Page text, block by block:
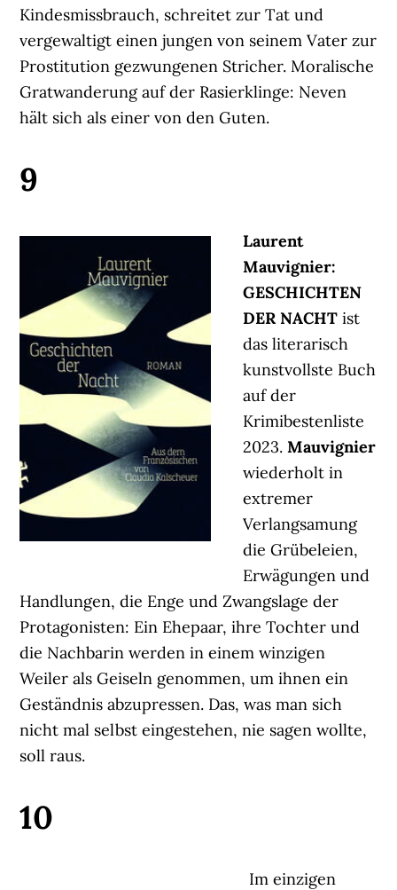
Kindesmissbrauch, schreitet zur Tat und
vergewaltigt einen jungen von seinem Vater zur
Prostitution gezwungenen Stricher. Moralische
Gratwanderung auf der Rasierklinge: Neven
hält sich als einer von den Guten.
9
Laurent
Mauvignier:
GESCHICHTEN
DER NACHT ist
das literarisch
kunstvollste Buch
auf der
Krimibestenliste
2023. Mauvignier
wiederholt in
extremer
Verlangsamung
die Grübeleien,
Erwägungen und
Handlungen, die Enge und Zwangslage der
Protagonisten: Ein Ehepaar, ihre Tochter und
die Nachbarin werden in einem winzigen
Weiler als Geiseln genommen, um ihnen ein
Geständnis abzupressen. Das, was man sich
nicht mal selbst eingestehen, nie sagen wollte,
soll raus.
10
Im einzigen